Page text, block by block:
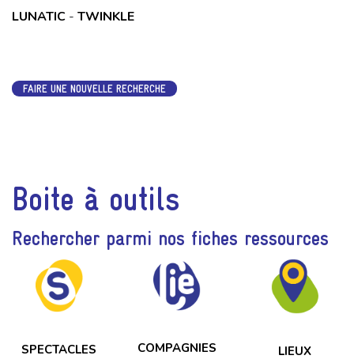
LUNATIC - TWINKLE
FAIRE UNE NOUVELLE RECHERCHE
Boite à outils
Rechercher parmi nos fiches ressources
SPECTACLES COMPAGNIES LIEUX